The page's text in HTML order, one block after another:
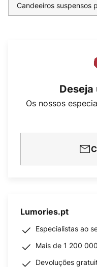
Candeeiros suspensos
Deseja
Os nossos
Lumories.pt
Especialistas ao
Mais de 1 200
Devoluções